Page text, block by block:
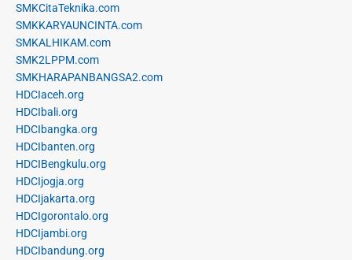
SMKCitaTeknika.com
SMKKARYAUNCINTA.com
SMKALHIKAM.com
SMK2LPPM.com
SMKHARAPANBANGSA2.com
HDCIaceh.org
HDCIbali.org
HDCIbangka.org
HDCIbanten.org
HDCIBengkulu.org
HDCIjogja.org
HDCIjakarta.org
HDCIgorontalo.org
HDCIjambi.org
HDCIbandung.org